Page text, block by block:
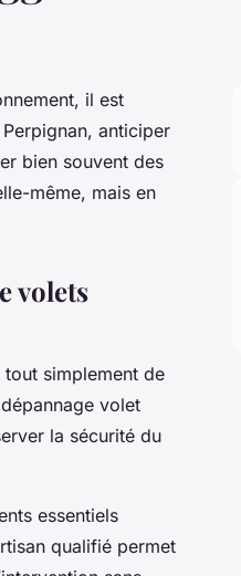
il est
anticiper
bien souvent des
même, mais en
volets
simplement de
volet
la sécurité du
essentiels
qualifié permet